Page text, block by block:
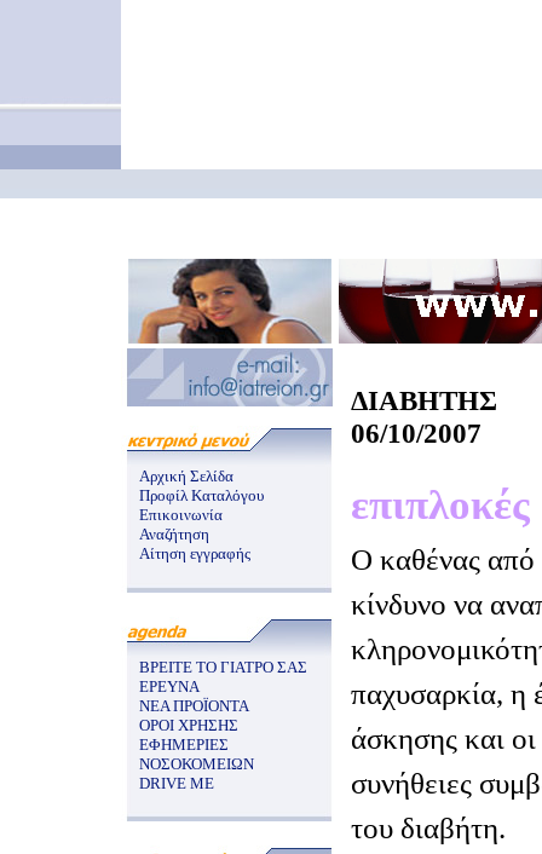
Αρχική Σελίδα
Προφίλ Καταλόγου
Επικοινωνία
Αναζήτηση
Αίτηση εγγραφής
ΒΡΕΙΤΕ ΤΟ ΓΙΑΤΡΟ ΣΑΣ
ΕΡΕΥΝΑ
ΝΕΑ ΠΡΟΪΟΝΤΑ
ΟΡΟΙ ΧΡΗΣΗΣ
ΕΦΗΜΕΡΙΕΣ
ΝΟΣΟΚΟΜΕΙΩΝ
DRIVE ME
06/10/2007
Ο καθένας από
κίνδυνο να
παχυσαρκία, η
άσκησης και
συνήθειες
του διαβήτη.